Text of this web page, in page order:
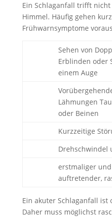
Ein Schlaganfall trifft
Himmel. Häufig gehen
Frühwarnsymptome
Sehen von
Erblinden oder
einem Auge
Lähmungen
oder Beinen
Kurzzeitige
Drehschwindel
erstmaliger
auftretender,
Ein akuter Schlaganfall
Daher muss möglichst